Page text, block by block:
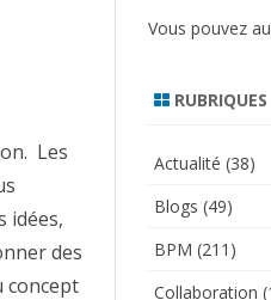
Les
idées,
des
concept
Vous pouvez
RUBRIQUES
Actualité (38)
Blogs (49)
BPM (211)
Collaboration